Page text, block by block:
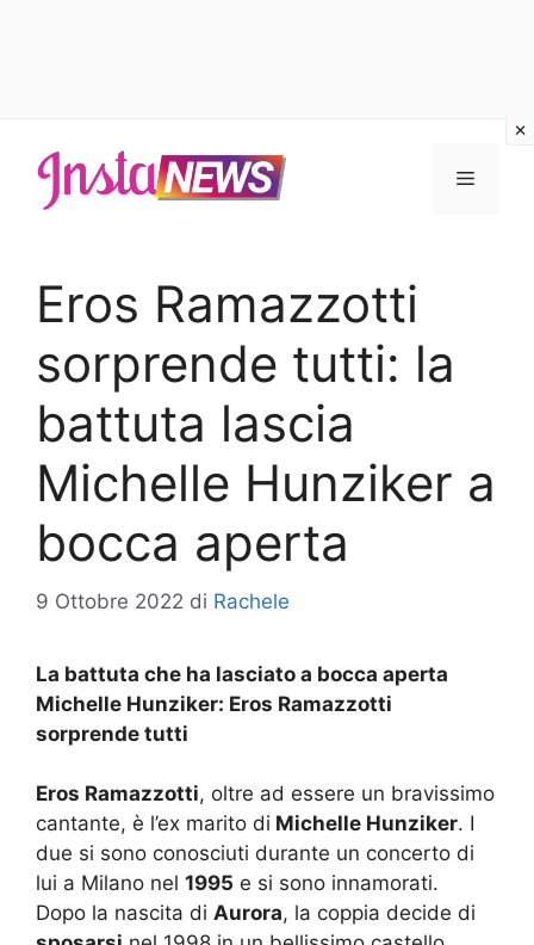
contenuto
Menu
Eros Ramazzotti
sorprende tutti: la
battuta lascia
Michelle Hunziker a
bocca aperta
9 Ottobre 2022 di Rachele
La battuta che ha lasciato a bocca aperta
Michelle Hunziker: Eros Ramazzotti
sorprende tutti
Eros Ramazzotti, oltre ad essere un bravissimo
cantante, è l’ex marito di Michelle Hunziker. I
due si sono conosciuti durante un concerto di
lui a Milano nel 1995 e si sono innamorati.
Dopo la nascita di Aurora, la coppia decide di